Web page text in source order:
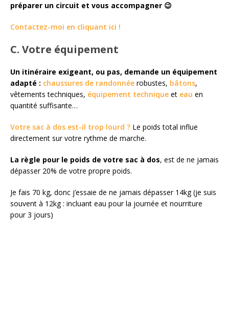
préparer un circuit et vous accompagner 😉
Contactez-moi en cliquant ici !
C. Votre équipement
Un itinéraire exigeant, ou pas, demande un équipement
adapté : chaussures de randonnée robustes, bâtons,
vêtements techniques, équipement technique et eau en
quantité suffisante…
Votre sac à dos est-il trop lourd ? Le poids total influe
directement sur votre rythme de marche.
La règle pour le poids de votre sac à dos, est de ne jamais
dépasser 20% de votre propre poids.
Je fais 70 kg, donc j’essaie de ne jamais dépasser 14kg (je suis
souvent à 12kg : incluant eau pour la journée et nourriture
pour 3 jours)